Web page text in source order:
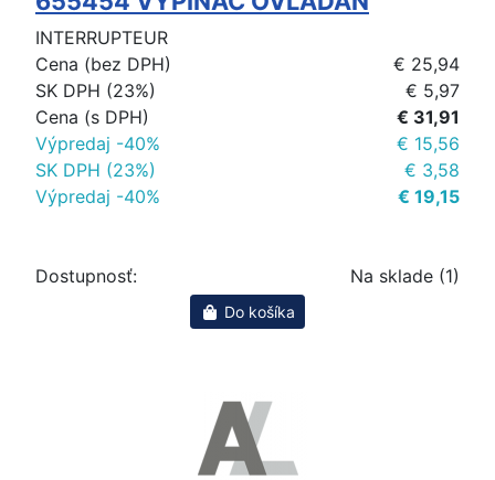
INTERRUPTEUR
Cena (bez DPH)
€ 25,94
SK DPH (23%)
€ 5,97
Cena (s DPH)
€ 31,91
Výpredaj -40%
€ 15,56
SK DPH (23%)
€ 3,58
Výpredaj -40%
€ 19,15
Dostupnosť: Na sklade (1)
Do košíka